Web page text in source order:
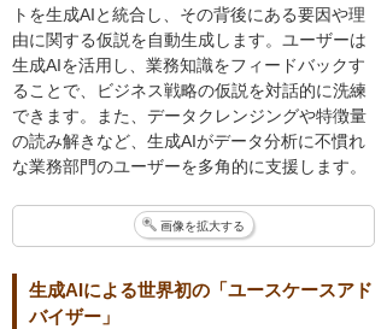
トを生成AIと統合し、その背後にある要因や理
由に関する仮説を自動生成します。ユーザーは
生成AIを活用し、業務知識をフィードバックす
ることで、ビジネス戦略の仮説を対話的に洗練
できます。また、データクレンジングや特徴量
の読み解きなど、生成AIがデータ分析に不慣れ
な業務部門のユーザーを多角的に支援します。
画像を拡大する
⽣成AIによる世界初の「ユースケースアド
バイザー」